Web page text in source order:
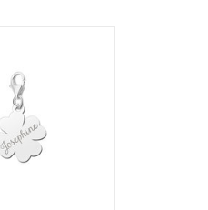
AAN WINKELWAGEN